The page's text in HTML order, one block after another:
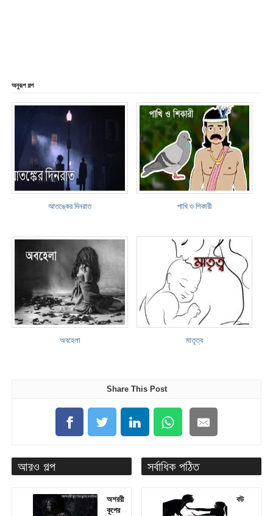
অনুরূপ গল্প
আতঙ্কের দিনরাত পাখি ও শিকারী
অবহেলা মাতৃত্ব
Share This Post
আরও গল্প
অশররী
কূপের
সর্বাধিক পঠিত
বউ